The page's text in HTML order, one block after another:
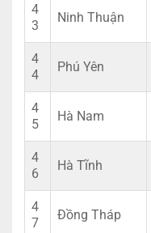
4
3
Ninh Thuận
4
4
Phú Yên
4
5
Hà Nam
4
6
Hà Tĩnh
4
7
Đồng Tháp